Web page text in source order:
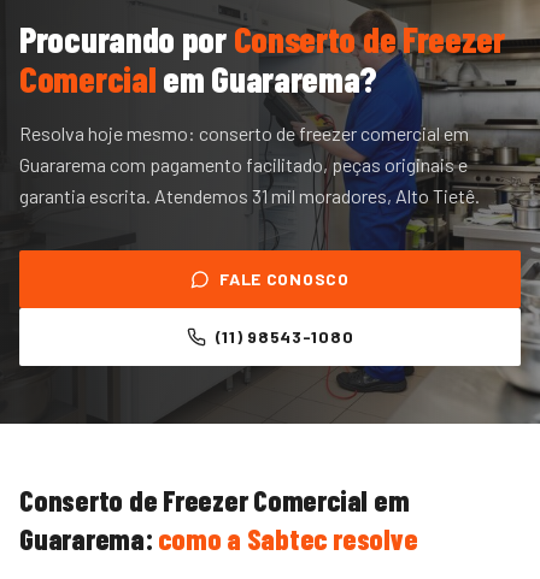
Procurando porConserto de Freezer
ComercialemGuararema?
Resolva hoje mesmo: conserto de freezer comercial em
Guararema com pagamento facilitado, peças originais e
garantia escrita. Atendemos 31 mil moradores, Alto Tietê.
FALE CONOSCO
(11) 98543-1080
Conserto de Freezer Comercial em
Guararema: como a Sabtec resolve